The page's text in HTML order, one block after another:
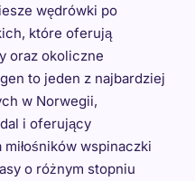
wędrówki po
które oferują
oraz okoliczne
to jeden z najbardziej
w Norwegii,
i oferujący
wspinaczki
o różnym stopniu